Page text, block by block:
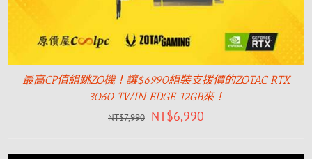
最高CP值組跳ZO機！讓$6990組裝支援價的ZOTAC RTX
3060 TWIN EDGE 12GB來！
NT$7,990 NT$6,990